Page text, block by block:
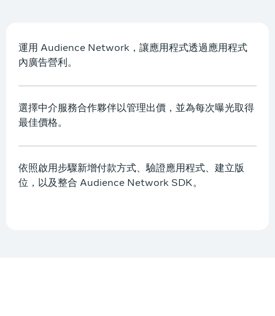
運用 Audience Network，讓應用程式透過應用程式
內廣告營利。
選擇中介服務合作夥伴以管理出價，並為每次曝光取得
最佳價格。
依照啟用步驟新增付款方式、驗證應用程式、建立版
位，以及整合 Audience Network SDK。